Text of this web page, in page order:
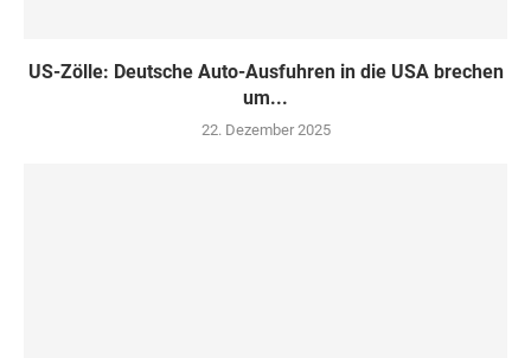
US-Zölle: Deutsche Auto-Ausfuhren in die USA brechen
um...
22. Dezember 2025